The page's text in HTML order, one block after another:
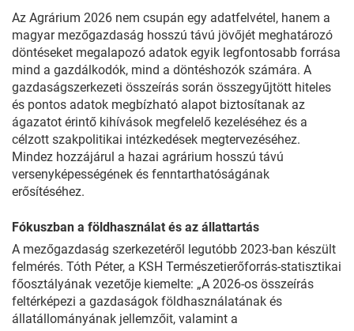
Az Agrárium 2026 nem csupán egy adatfelvétel, hanem a
magyar mezőgazdaság hosszú távú jövőjét meghatározó
döntéseket megalapozó adatok egyik legfontosabb forrása
mind a gazdálkodók, mind a döntéshozók számára. A
gazdaságszerkezeti összeírás során összegyűjtött hiteles
és pontos adatok megbízható alapot biztosítanak az
ágazatot érintő kihívások megfelelő kezeléséhez és a
célzott szakpolitikai intézkedések megtervezéséhez.
Mindez hozzájárul a hazai agrárium hosszú távú
versenyképességének és fenntarthatóságának
erősítéséhez.
Fókuszban a földhasználat és az állattartás
A mezőgazdaság szerkezetéről legutóbb 2023-ban készült
felmérés. Tóth Péter, a KSH Természetierőforrás-statisztikai
főosztályának vezetője kiemelte: „A 2026-os összeírás
feltérképezi a gazdaságok földhasználatának és
állatállományának jellemzőit, valamint a